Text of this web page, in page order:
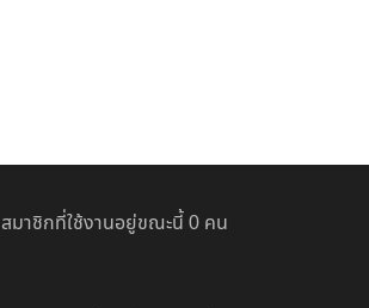
สมาชิกที่ใช้งานอยู่ขณะนี้ 0 คน